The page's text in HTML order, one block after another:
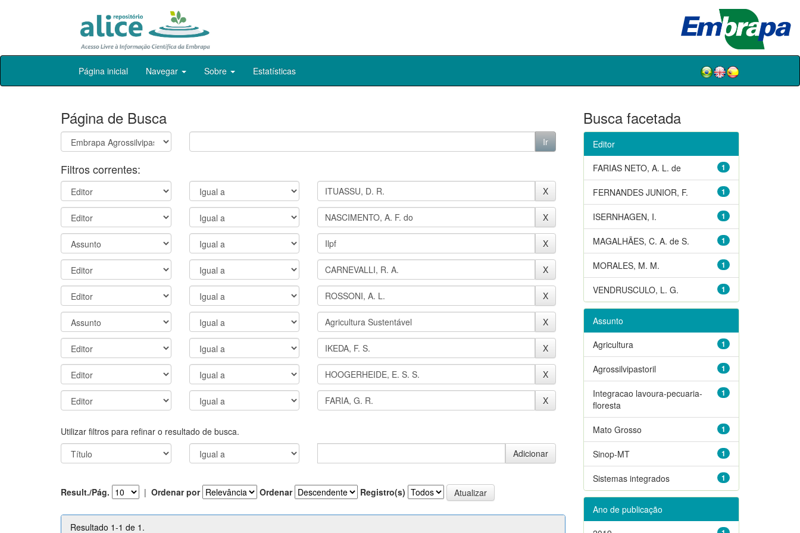
Skip
Página inicial Navegar Sobre Estatísticas
Página de Busca
Filtros correntes:
Utilizar filtros para refinar o resultado de busca.
Result./Pág. | Ordenar por Ordenar Registro(s)
Resultado 1-1 de 1.
Busca facetada
Editor
1
FARIAS NETO, A. L. de
1
FERNANDES JUNIOR, F.
1
ISERNHAGEN, I.
1
MAGALHÃES, C. A. de S.
1
MORALES, M. M.
1
VENDRUSCULO, L. G.
Assunto
1
Agricultura
1
Agrossilvipastoril
1
Integracao lavoura-pecuaria-
floresta
1
Mato Grosso
1
Sinop-MT
1
Sistemas integrados
Ano de publicação